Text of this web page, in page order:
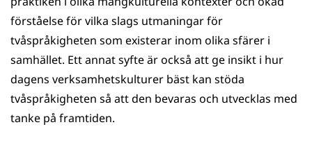
förståelse för vilka slags utmaningar för
tvåspråkigheten som existerar inom olika sfärer i
samhället. Ett annat syfte är också att ge insikt i hur
dagens verksamhetskulturer bäst kan stöda
tvåspråkigheten så att den bevaras och utvecklas med
tanke på framtiden.